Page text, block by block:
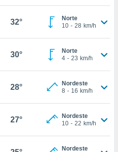
32°
Norte
10 - 28 km/h
30°
Norte
4 - 23 km/h
28°
Nordeste
8 - 16 km/h
27°
Nordeste
10 - 22 km/h
Nordeste